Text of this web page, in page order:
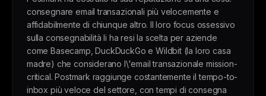
consegnare email transazionali più velocemente e
affidabilmente di chiunque altro. Il loro focus ossessivo
sulla consegnabilità li ha resi la scelta per aziende
come Basecamp, DuckDuckGo e Wildbit (la loro casa
madre) che considerano l\'email transazionale mission-
critical. Postmark raggiunge costantemente il tempo-to-
inbox più veloce del settore, con tempi di consegna